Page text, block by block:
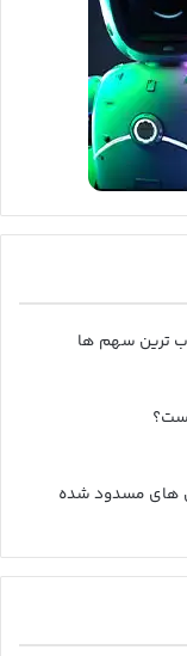
ترین سهم ها
های مسدود شده